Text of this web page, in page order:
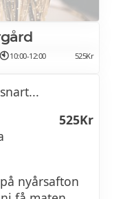
10:00-12:00 525Kr
525Kr
nyårsafton